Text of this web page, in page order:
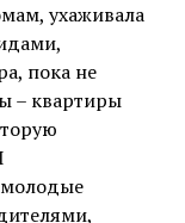
ухаживала
пока не
– квартиры